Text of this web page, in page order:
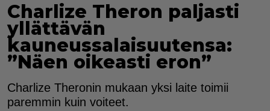
Charlize Theron paljasti
yllättävän
kauneussalaisuutensa:
”Näen oikeasti eron”
Charlize Theronin mukaan yksi laite toimii
paremmin kuin voiteet.